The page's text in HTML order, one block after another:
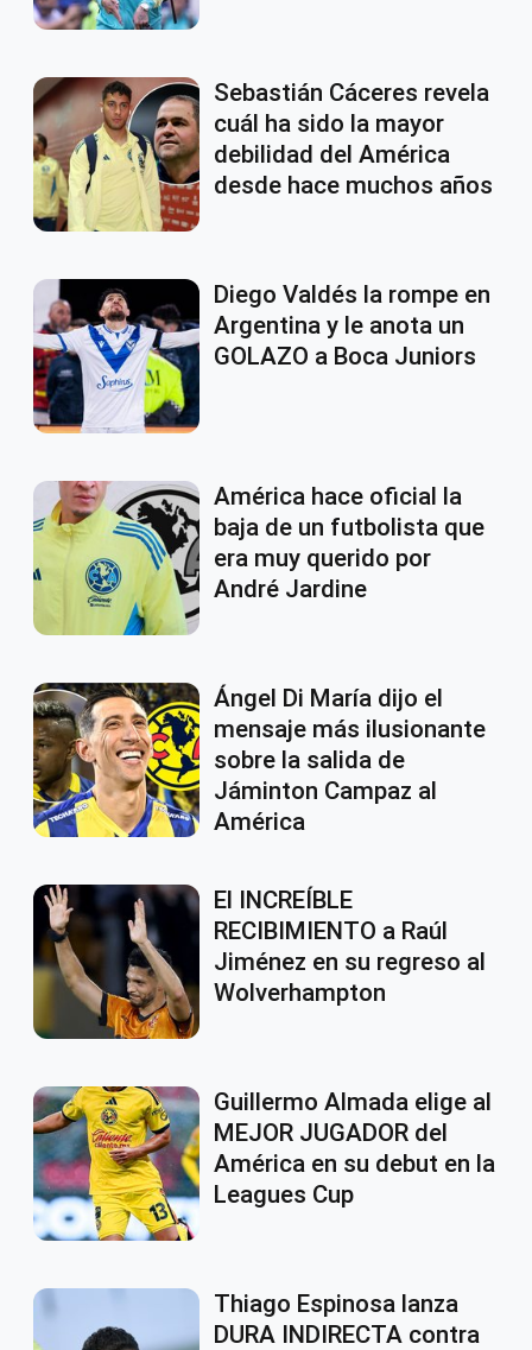
Sebastián Cáceres revela
cuál ha sido la mayor
debilidad del América
desde hace muchos años
Diego Valdés la rompe en
Argentina y le anota un
GOLAZO a Boca Juniors
América hace oficial la
baja de un futbolista que
era muy querido por
André Jardine
Ángel Di María dijo el
mensaje más ilusionante
sobre la salida de
Jáminton Campaz al
América
El INCREÍBLE
RECIBIMIENTO a Raúl
Jiménez en su regreso al
Wolverhampton
Guillermo Almada elige al
MEJOR JUGADOR del
América en su debut en la
Leagues Cup
Thiago Espinosa lanza
DURA INDIRECTA contra